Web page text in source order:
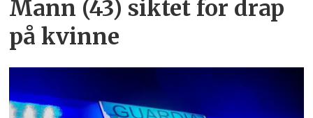
Mann (43) siktet for drap
på kvinne